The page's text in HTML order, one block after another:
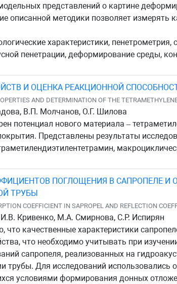
представлений о картине
описанной методики позволяет измерять
характеристики,
пенетрации, деформирование среды,
И ОЦЕНКА РЕАКЦИОННОЙ
AND DETERMINATION OF THE
В.П. Молчанов, О.Г. Шилова
потенциал нового материала –
Представлены результаты
ПОГЛОЩЕНИЯ В САПРОПЕЛЕ
ТРУБЫ
COEFFICIENT IN SAPROPEL AND REFLECTION
Кривенко, М.А. Смирнова, С.Р. Испирян
что качественные характеристики
что необходимо учитывать при
сапропеля, реализованных на
трубы. Для исследований использовались
условиями формирования донных